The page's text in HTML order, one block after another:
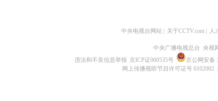
中央电视台网站 关于CCTV.com 人
中央广播电视总台 央视
违法和不良信息举报 京ICP证060535号
京公网安备
网上传播视听节目许可证号 0102002